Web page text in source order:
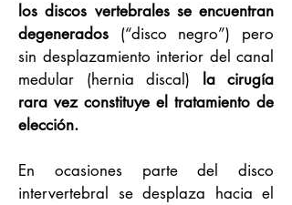
los discos vertebrales se encuentran
degenerados (“disco negro”) pero
sin desplazamiento interior del canal
medular (hernia discal)
la cirugía
rara vez constituye el tratamiento de
elección.
En ocasiones parte del disco
intervertebral se desplaza hacia el